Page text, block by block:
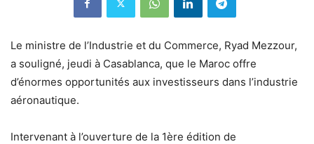
Le ministre de l’Industrie et du Commerce, Ryad Mezzour,
a souligné, jeudi à Casablanca, que le Maroc offre
d’énormes opportunités aux investisseurs dans l’industrie
aéronautique.
Intervenant à l’ouverture de la 1ère édition de